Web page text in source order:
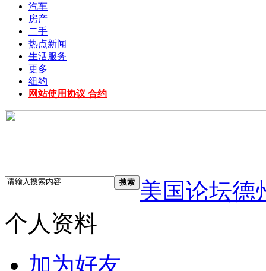
汽车
房产
二手
热点新闻
生活服务
更多
纽约
网站使用协议 合约
搜索
美国论坛德
个人资料
加为好友